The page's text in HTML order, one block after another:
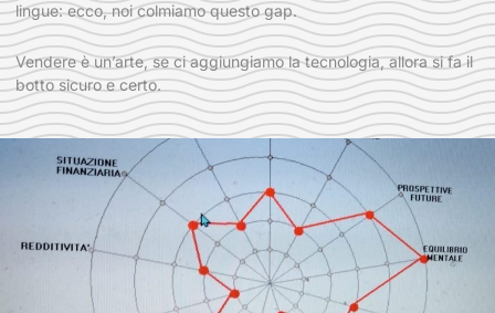
lingue: ecco, noi colmiamo questo gap.
Vendere è un’arte, se ci aggiungiamo la tecnologia, allora si fa il
botto sicuro e certo.